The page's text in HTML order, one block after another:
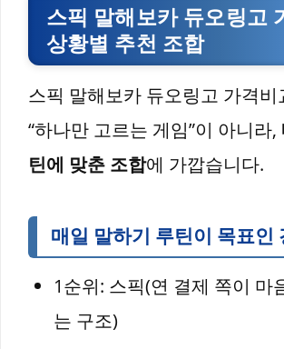
스픽 말해보카 듀오링고
상황별 추천 조합
스픽 말해보카 듀오링고 가격비
“하나만 고르는 게임”이 아니라,
틴에 맞춘 조합에 가깝습니다.
매일 말하기 루틴이 목표인
1순위: 스픽(연 결제 쪽이 마
는 구조)